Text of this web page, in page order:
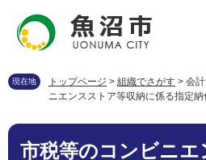
先
す
を
し
現在地 トップページ > 組織でさがす > 会
ニエンスストア等収納に係る指定
本
市税等のコンビニエ